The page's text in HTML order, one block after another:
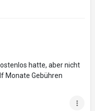
hatte, aber nicht
Monate Gebühren